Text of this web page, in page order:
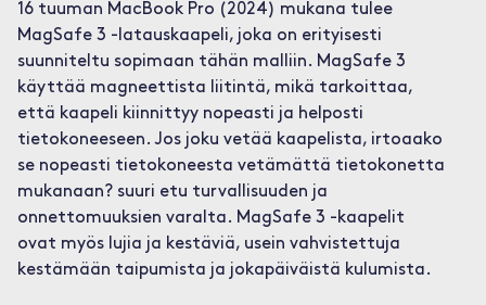
16 tuuman MacBook Pro (2024) mukana tulee
MagSafe 3 -latauskaapeli, joka on erityisesti
suunniteltu sopimaan tähän malliin. MagSafe 3
käyttää magneettista liitintä, mikä tarkoittaa,
että kaapeli kiinnittyy nopeasti ja helposti
tietokoneeseen. Jos joku vetää kaapelista, irtoaako
se nopeasti tietokoneesta vetämättä tietokonetta
mukanaan? suuri etu turvallisuuden ja
onnettomuuksien varalta. MagSafe 3 -kaapelit
ovat myös lujia ja kestäviä, usein vahvistettuja
kestämään taipumista ja jokapäiväistä kulumista.